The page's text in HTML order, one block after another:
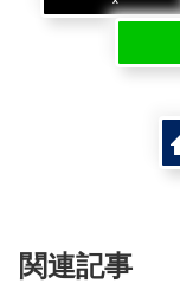
関連記事